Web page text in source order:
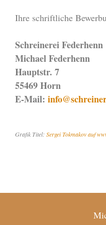
Ihre schriftliche
Schreinerei Federhenn
Michael Federhenn
Hauptstr. 7
55469 Horn
E-Mail:
Grafik Titel: Sergei Tokmakov auf